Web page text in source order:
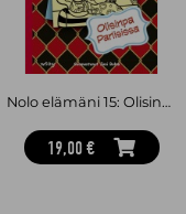
Nolo elämäni 15: Olisinpa Pariisissa
19,00 €